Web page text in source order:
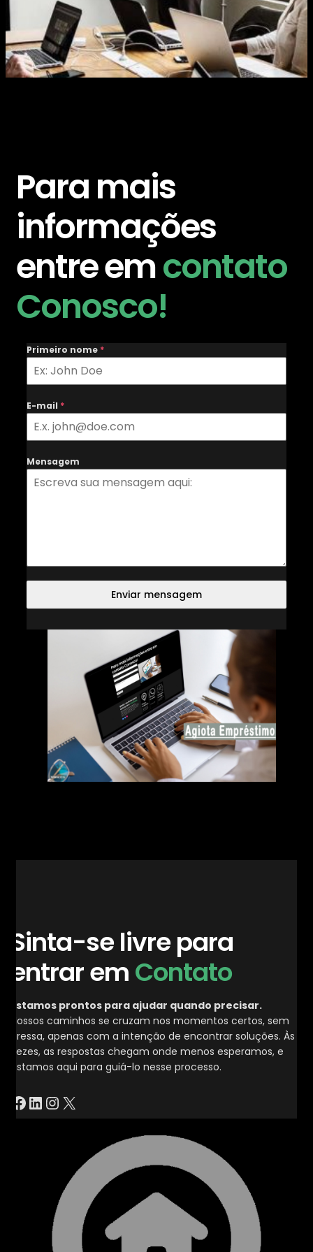
Para mais
informações
entre emcontato
Conosco!
Primeiro nome *
E-mail *
Mensagem
Enviar mensagem
Sinta-se livre para
entrar emContato
Estamos prontos para ajudar quando precisar.
Nossos caminhos se cruzam nos momentos certos, sem
pressa, apenas com a intenção de encontrar soluções. Às
vezes, as respostas chegam onde menos esperamos, e
estamos aqui para guiá-lo nesse processo.
Facebook LinkedIn InstagramX